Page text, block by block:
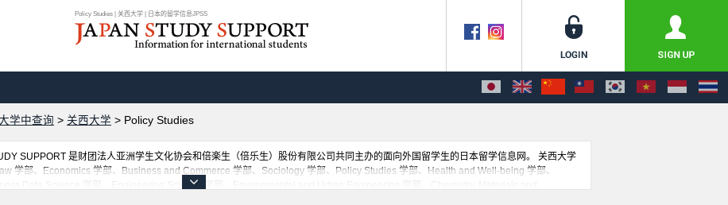
Policy Studies | 关西大学 | 日本的留学信息JPSS
学中查询 > 关西大学 > Policy Studies
SUPPORT 是财团法人亚洲学生文化协会和倍楽生（倍乐生）股份有限公司共同主办的面向外国留学生的日本留学信息网。 关西大学
学部、Economics 学部、Business and Commerce 学部、Sociology 学部、Policy Studies 学部、Health and Well-being 学部、
Data Science 学部、Engineering Science 学部、Environmental and Urban Engineering 学部、Chemistry, Materials and